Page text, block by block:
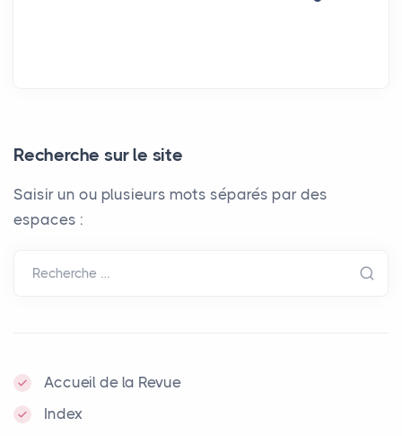
Recherche sur le site
Saisir un ou plusieurs mots séparés par des
espaces :
Recherche …
Accueil de la Revue
Index